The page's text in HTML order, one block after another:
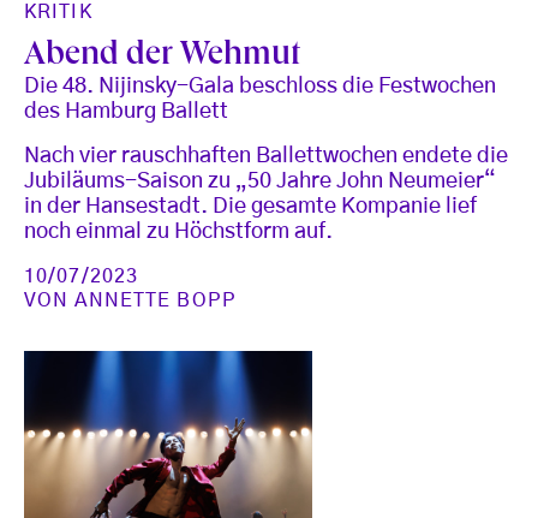
KRITIK
Abend der Wehmut
Die 48. Nijinsky-Gala beschloss die Festwochen
des Hamburg Ballett
Nach vier rauschhaften Ballettwochen endete die
Jubiläums-Saison zu „50 Jahre John Neumeier“
in der Hansestadt. Die gesamte Kompanie lief
noch einmal zu Höchstform auf.
10/07/2023
VONANNETTE BOPP